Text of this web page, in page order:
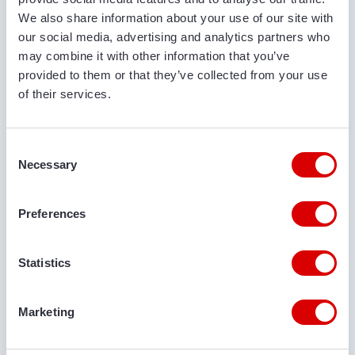
We also share information about your use of our site with
our social media, advertising and analytics partners who
may combine it with other information that you’ve
provided to them or that they’ve collected from your use
of their services.
Selection
Necessary
Preferences
Statistics
Marketing
LIEFERORT
IST EIN TRANSPORT ERFORDERLICH?
ORT DER ZUSTELLUNG